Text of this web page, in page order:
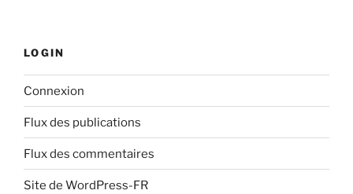
LOGIN
Connexion
Flux des publications
Flux des commentaires
Site de WordPress-FR